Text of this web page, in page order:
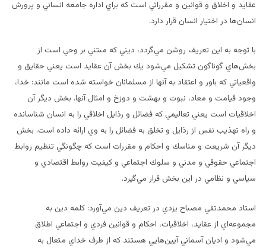
عقايد و اخلاق و قوانين و مقرراتي است كه براي اداره جامعه انساني و پرورش
انسان‌ها در اختيار انسان قرار دارد.
با توجه به اين تعريف روشن مي‌گردد، ديني كه مبتني بر وحي است از
بخش‌هاي گوناگون تشكيل مي‌شود يك بخش آن عقايد است يعني حقايق و
واقعياتي كه باور و اعتقاد به آنها از مسلمانان خواسته شده است مانند: خدا،
وجود قيامت و معاد، نبوت و بهشت و دوزخ و امثال آنها. بخش ديگر آن
اخلاقيات است يعني تعاليمي كه فضائل و رذايل اخلاقي را به انسان شناسانده
و راه تهذيب نفس از رذايل و تخلق به فضائل را به وي ارائه داده است. بخش
ديگر آن شريعت و مناسك و احكام و مقررات است كه چگونگي تنظيم روابط
اجتماعي حقوقي و مدني و سلوك اجتماعي و كيفيت روابط اقتصادي و
سياسي و نظامي در اين بخش قرار مي‌گيرد.
استاد محمدتقي مصباح يزدي در تعريف دين مي‌آورد: كلمه دين به
مجموعه‌اي از عقايد، اخلاقيات، احكام و قوانين فردي و اجتماعي اطلاق
مي‌شود و اديان آسماني آيين‌هايي هستند كه از طرف خداي متعال به